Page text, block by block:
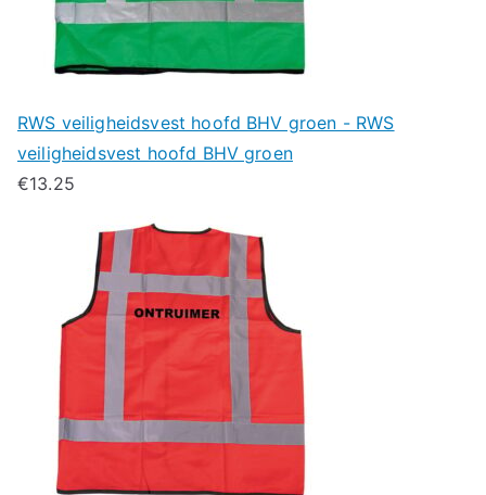
RWS veiligheidsvest hoofd BHV groen - RWS
veiligheidsvest hoofd BHV groen
€13.25